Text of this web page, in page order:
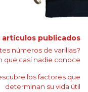
artículos publicados
números de varillas?
que casi nadie conoce
los factores que
determinan su vida útil